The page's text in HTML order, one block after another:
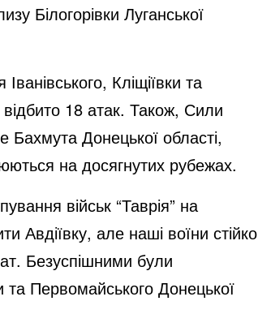
Білогорівки Луганської
Кліщіївки та
18 атак. Також, Сили
Бахмута Донецької області,
на досягнутих рубежах.
військ “Таврія” на
Авдіївку, але наші воїни стійко
Безуспішними були
та Первомайського Донецької